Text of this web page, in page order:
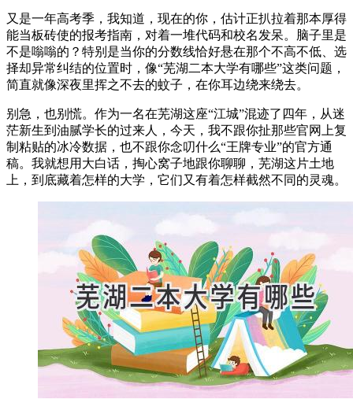
又是一年高考季，我知道，现在的你，估计正扒拉着那本厚得
能当板砖使的报考指南，对着一堆代码和校名发呆。脑子里是
不是嗡嗡的？特别是当你的分数线恰好悬在那个不高不低、选
择却异常纠结的位置时，像“芜湖二本大学有哪些”这类问题，
简直就像深夜里挥之不去的蚊子，在你耳边绕来绕去。
别急，也别慌。作为一名在芜湖这座“江城”混迹了四年，从迷
茫新生到油腻学长的过来人，今天，我不跟你扯那些官网上复
制粘贴的冰冷数据，也不跟你念叨什么“王牌专业”的官方通
稿。我就想用大白话，掏心窝子地跟你聊聊，芜湖这片土地
上，到底藏着怎样的大学，它们又有着怎样截然不同的灵魂。